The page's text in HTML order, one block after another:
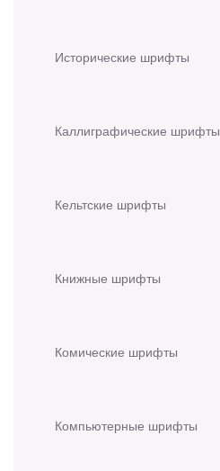
Исторические шрифты
Каллиграфические шрифты
Кельтские шрифты
Книжные шрифты
Комические шрифты
Компьютерные шрифты